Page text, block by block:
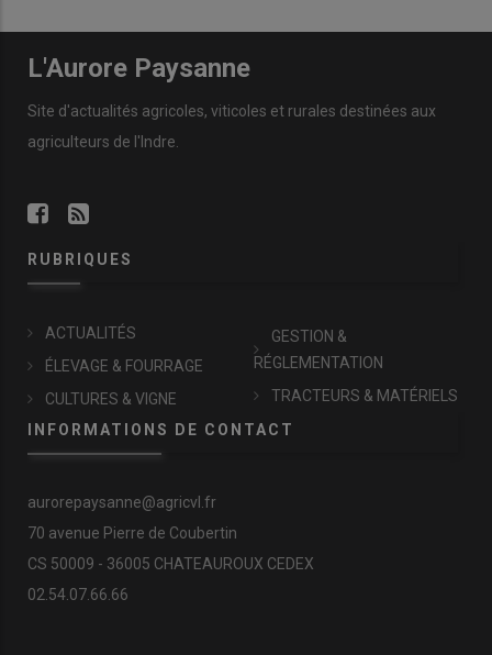
L'Aurore Paysanne
Site d'actualités agricoles, viticoles et rurales destinées aux
agriculteurs de l'Indre.
RUBRIQUES
ACTUALITÉS
ÉLEVAGE & FOURRAGE
CULTURES & VIGNE
GESTION &
RÉGLEMENTATION
TRACTEURS & MATÉRIELS
INFORMATIONS DE CONTACT
aurorepaysanne@agricvl.fr
70 avenue Pierre de Coubertin
CS 50009 - 36005 CHATEAUROUX CEDEX
02.54.07.66.66